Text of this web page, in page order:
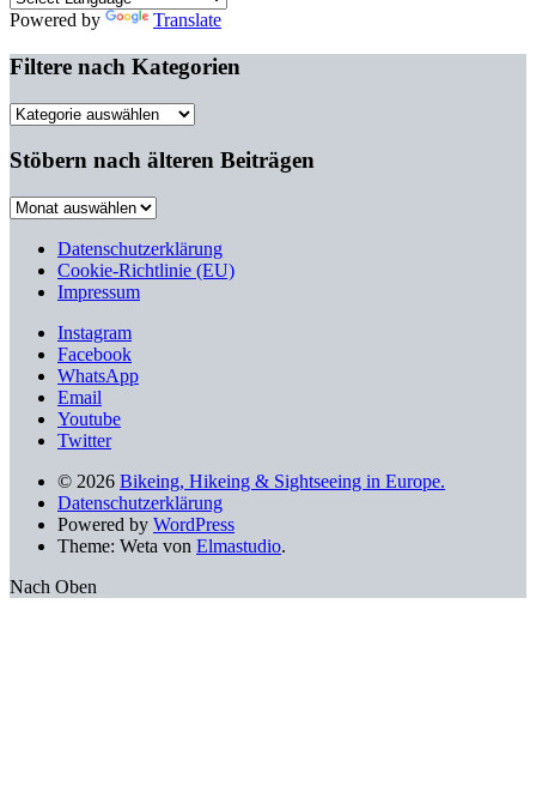
Powered by Translate
Filtere nach Kategorien
Filtere
Kategorien
Stöbern nach älteren Beiträgen
Stöbern
älteren
Beiträgen
Datenschutzerklärung
Cookie-Richtlinie (EU)
Impressum
Instagram
Facebook
WhatsApp
Email
Youtube
Twitter
© 2026 Bikeing, Hikeing & Sightseeing in Europe.
Datenschutzerklärung
Powered by WordPress
Theme: Weta von Elmastudio.
Nach Oben